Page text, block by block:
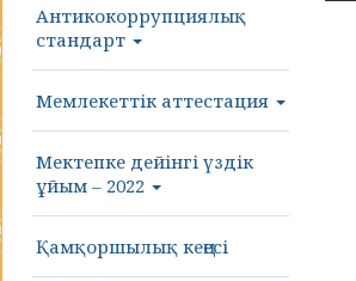
Антикокоррупциялық
стандарт
Мемлекеттік аттестация
Мектепке дейінгі үздік
ұйым – 2022
Қамқоршылық кеңесі